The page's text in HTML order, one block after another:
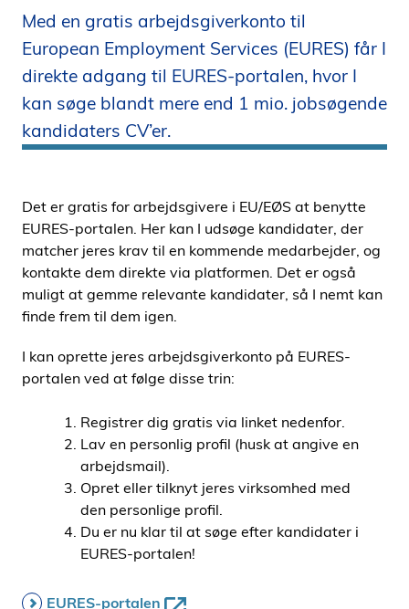
p
å
s
d
e
Med en gratis arbejdsgiverkonto til
European Employment Services (EURES) får I
direkte adgang til EURES-portalen, hvor I
kan søge blandt mere end 1 mio. jobsøgende
kandidaters CV’er.
Det er gratis for arbejdsgivere i EU/EØS at benytte
EURES-portalen. Her kan I udsøge kandidater, der
matcher jeres krav til en kommende medarbejder, og
kontakte dem direkte via platformen. Det er også
muligt at gemme relevante kandidater, så I nemt kan
finde frem til dem igen.
I kan oprette jeres arbejdsgiverkonto på EURES-
portalen ved at følge disse trin:
Registrer dig gratis via linket nedenfor.
Lav en personlig profil (husk at angive en
arbejdsmail).
Opret eller tilknyt jeres virksomhed med
den personlige profil.
Du er nu klar til at søge efter kandidater i
EURES-portalen!
EURES-portalen